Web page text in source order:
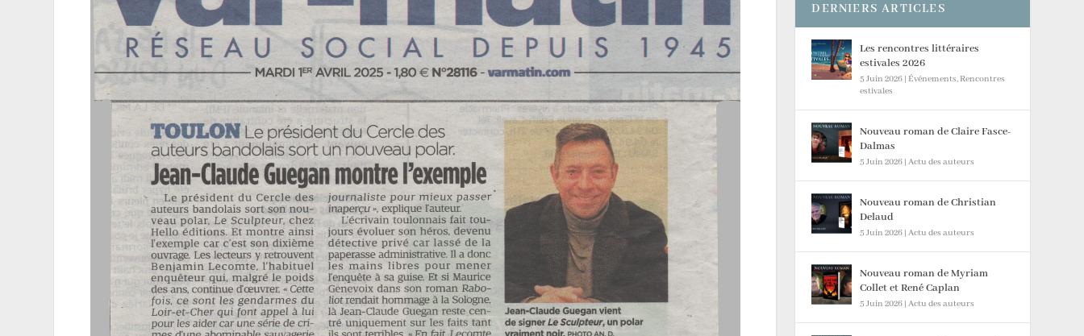
DERNIERS ARTICLES
Les rencontres littéraires
estivales 2026
5 Juin 2026 | Événements, Rencontres
estivales
Nouveau roman de Claire Fasce-
Dalmas
5 Juin 2026 |Actu des auteurs
Nouveau roman de Christian
Delaud
5 Juin 2026 |Actu des auteurs
Nouveau roman de Myriam
Collet et René Caplan
5 Juin 2026 |Actu des auteurs